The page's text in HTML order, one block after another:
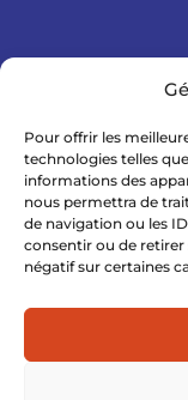
Pour offrir les
technologies telles
informations des
nous permettra de
de navigation ou les
consentir ou de
négatif sur certaines